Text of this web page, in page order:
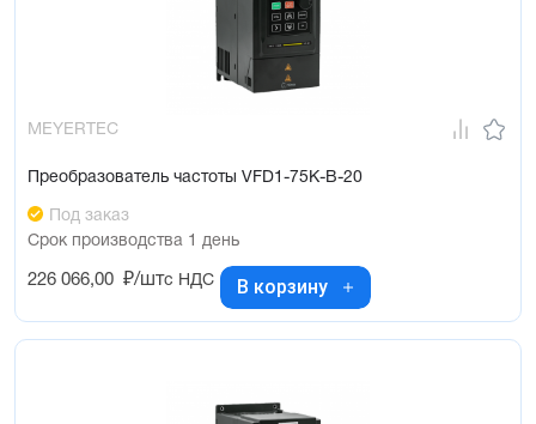
MEYERTEC
Преобразователь частоты VFD1-75K-B-20
Под заказ
Срок производства 1 день
226 066,00 ₽/штс НДС В корзину